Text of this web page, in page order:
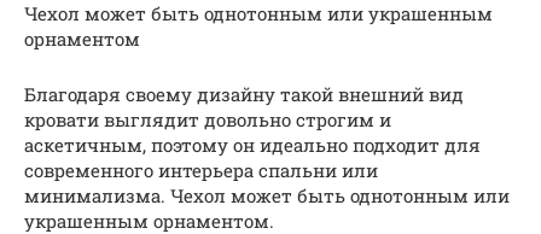
Чехол может быть однотонным или украшенным
орнаментом
Благодаря своему дизайну такой внешний вид
кровати выглядит довольно строгим и
аскетичным, поэтому он идеально подходит для
современного интерьера спальни или
минимализма. Чехол может быть однотонным или
украшенным орнаментом.